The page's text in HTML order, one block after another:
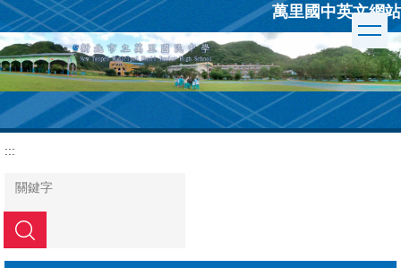
跳
到
主
要
容
區
萬里國中英文網站
:::
搜尋